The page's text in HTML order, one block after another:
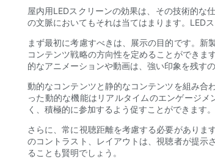
屋内用LEDスクリーンの効果は、その技術的な
の文脈においてもそれは当てはまります。LED
まず最初に考慮すべきは、展示の目的です。新
コンテンツ戦略の方向性を定めることができま
的なアニメーションや動画は、強い印象を残すの
動的なコンテンツと静的なコンテンツを組み合
った動的な機能はリアルタイムのエンゲージ
く、積極的に参加するよう促すことができます。
さらに、常に視聴距離を考慮する必要があり
のコントラスト、レイアウトは、視聴者が提示
ることも賢明でしょう。